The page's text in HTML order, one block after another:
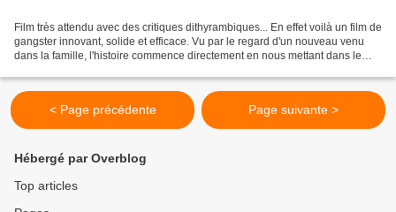
Film très attendu avec des critiques dithyrambiques... En effet voilà un film de
gangster innovant, solide et efficace. Vu par le regard d'un nouveau venu
dans la famille, l'histoire commence directement en nous mettant dans le
< Page précédente Page suivante >
Hébergé par Overblog
Top articles